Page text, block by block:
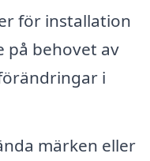
för installation
på behovet av
i
märken eller